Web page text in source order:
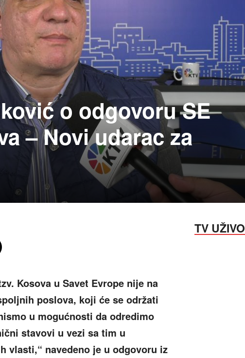
o odgovoru SE
– Novi udarac za
Kosova u Savet Evrope nije na
poslova, koji će se održati
u mogućnosti da odredimo
stavovi u vezi sa tim u
vlasti,“ navedeno je u odgovoru iz
TV UŽIVO